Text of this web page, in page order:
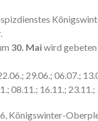
30. Maiwird
29.06.; 06.07.;
08.11.; 16.11.;
Königswinter-